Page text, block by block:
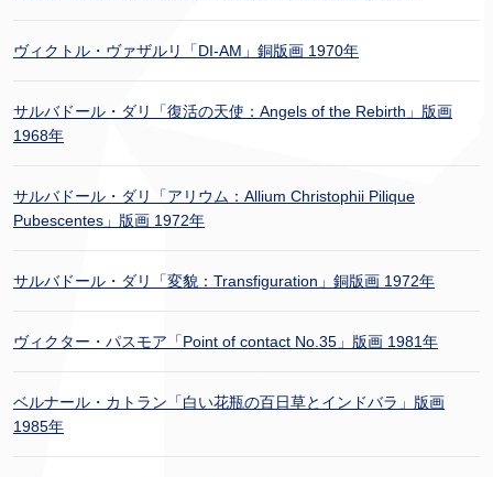
ヴィクトル・ヴァザルリ「DI-AM」銅版画 1970年
サルバドール・ダリ「復活の天使：Angels of the Rebirth」版画
1968年
サルバドール・ダリ「アリウム：Allium Christophii Pilique
Pubescentes」版画 1972年
サルバドール・ダリ「変貌：Transfiguration」銅版画 1972年
ヴィクター・パスモア「Point of contact No.35」版画 1981年
ベルナール・カトラン「白い花瓶の百日草とインドバラ」版画
1985年